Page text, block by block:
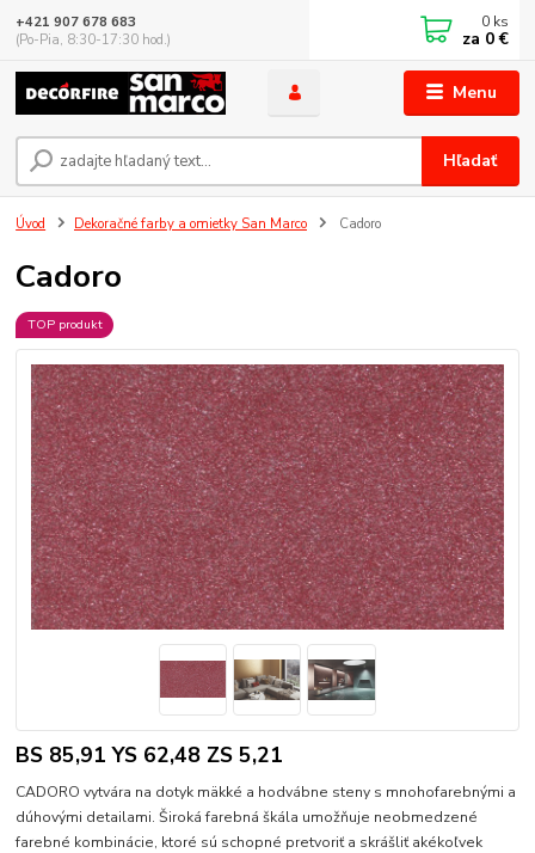
Menu
Hľadať
+421 907 678 683
(Po-Pia, 8:30-17:30 hod.)
0 ks
za 0 €
Úvod Dekoračné farby a omietky San Marco Cadoro
Cadoro
TOP produkt
BS 85,91 YS 62,48 ZS 5,21
CADORO vytvára na dotyk mäkké a hodvábne steny s mnohofarebnými a
dúhovými detailami. Široká farebná škála umožňuje neobmedzené
farebné kombinácie, ktoré sú schopné pretvoriť a skrášliť akékoľvek